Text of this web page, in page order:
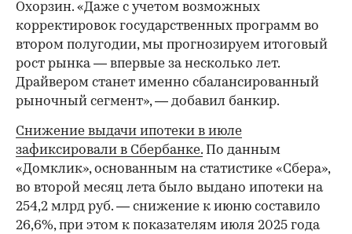
Охорзин. «Даже с учетом возможных
корректировок государственных программ во
втором полугодии, мы прогнозируем итоговый
рост рынка — впервые за несколько лет.
Драйвером станет именно сбалансированный
рыночный сегмент», — добавил банкир.
Снижение выдачи ипотеки в июле
зафиксировали в Сбербанке. По данным
«Домклик», основанным на статистике «Сбера»,
во второй месяц лета было выдано ипотеки на
254,2 млрд руб. — снижение к июню составило
26,6%, при этом к показателям июля 2025 года